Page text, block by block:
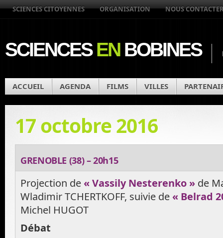
SCIENCES CITOYENNES ORGANISATION NOUS
SCIENCESENBOBINES
ACCUEIL AGENDA FILMS VILLES
17 octobre 2016
GRENOBLE (38) – 20h15
Projection de « Vassily Nesterenko » de
Wladimir TCHERTKOFF, suivie de « Belrad
Michel HUGOT
Débat